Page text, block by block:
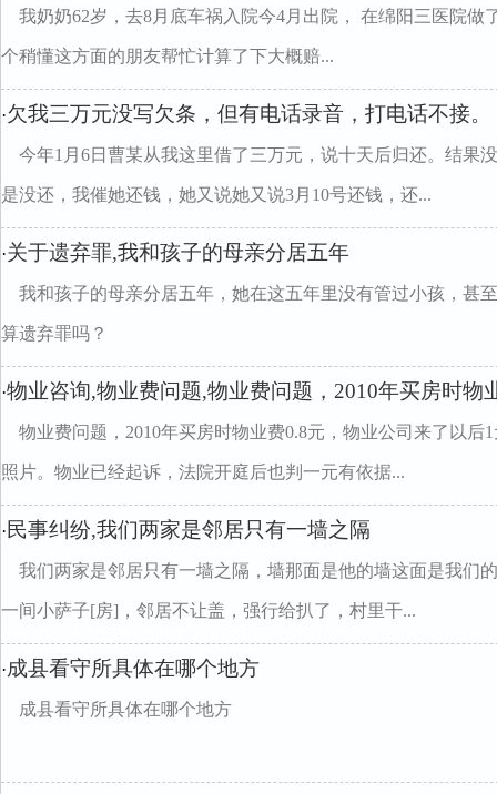
我奶奶62岁，去8月底车祸入院今4月出院， 在绵阳三医院做
个稍懂这方面的朋友帮忙计算了下大概赔...
·欠我三万元没写欠条，但有电话录音，打电话不接。
今年1月6日曹某从我这里借了三万元，说十天后归还。结果
是没还，我催她还钱，她又说她又说3月10号还钱，还...
·关于遗弃罪,我和孩子的母亲分居五年
我和孩子的母亲分居五年，她在这五年里没有管过小孩，甚
算遗弃罪吗？
·物业咨询,物业费问题,物业费问题，2010年买房时物
物业费问题，2010年买房时物业费0.8元，物业公司来了以后
照片。物业已经起诉，法院开庭后也判一元有依据...
· 民事纠纷,我们两家是邻居只有一墙之隔
我们两家是邻居只有一墙之隔，墙那面是他的墙这面是我们
一间小萨子[房]，邻居不让盖，强行给扒了，村里干...
·成县看守所具体在哪个地方
成县看守所具体在哪个地方